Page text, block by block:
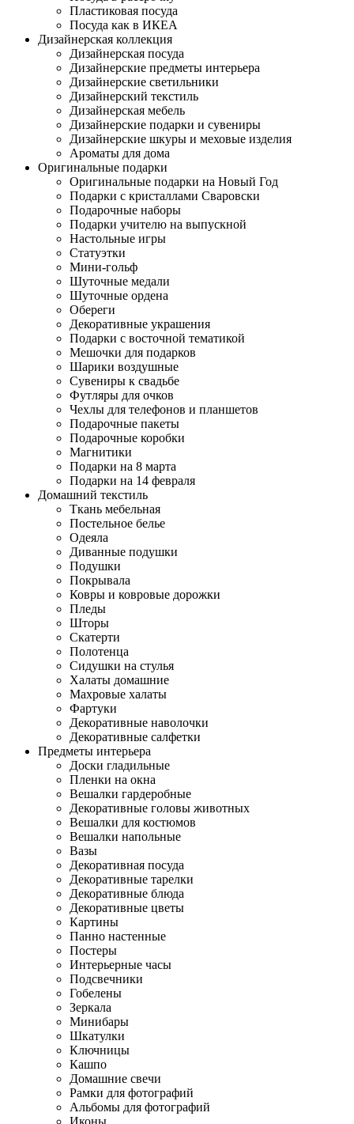
Пластиковая посуда
Посуда как в ИКЕА
Дизайнерская коллекция
Дизайнерская посуда
Дизайнерские предметы интерьера
Дизайнерские светильники
Дизайнерский текстиль
Дизайнерская мебель
Дизайнерские подарки и сувениры
Дизайнерские шкуры и меховые изделия
Ароматы для дома
Оригинальные подарки
Оригинальные подарки на Новый Год
Подарки с кристаллами Сваровски
Подарочные наборы
Подарки учителю на выпускной
Настольные игры
Статуэтки
Мини-гольф
Шуточные медали
Шуточные ордена
Обереги
Декоративные украшения
Подарки с восточной тематикой
Мешочки для подарков
Шарики воздушные
Сувениры к свадьбе
Футляры для очков
Чехлы для телефонов и планшетов
Подарочные пакеты
Подарочные коробки
Магнитики
Подарки на 8 марта
Подарки на 14 февраля
Домашний текстиль
Ткань мебельная
Постельное белье
Одеяла
Диванные подушки
Подушки
Покрывала
Ковры и ковровые дорожки
Пледы
Шторы
Скатерти
Полотенца
Сидушки на стулья
Халаты домашние
Махровые халаты
Фартуки
Декоративные наволочки
Декоративные салфетки
Предметы интерьера
Доски гладильные
Пленки на окна
Вешалки гардеробные
Декоративные головы животных
Вешалки для костюмов
Вешалки напольные
Вазы
Декоративная посуда
Декоративные тарелки
Декоративные блюда
Декоративные цветы
Картины
Панно настенные
Постеры
Интерьерные часы
Подсвечники
Гобелены
Зеркала
Минибары
Шкатулки
Ключницы
Кашпо
Домашние свечи
Рамки для фотографий
Альбомы для фотографий
Иконы